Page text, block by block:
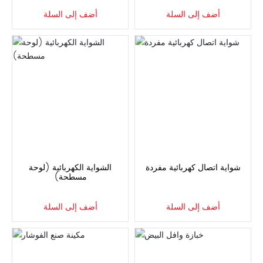
أضف إلى السلة أضف إلى السلة
الشواية الكهربائية (لوحة
مسطحة)
أضف إلى السلة
شواية اتصال كهربائية مفردة
أضف إلى السلة